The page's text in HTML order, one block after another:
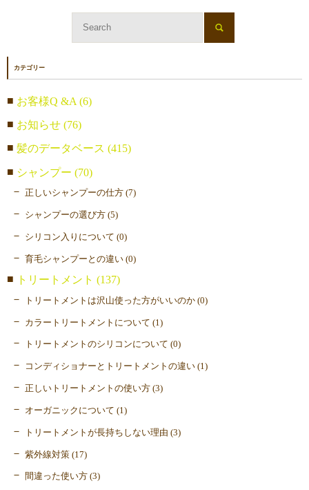
カテゴリー
お客様Q &A (6)
お知らせ (76)
髪のデータベース (415)
シャンプー (70)
正しいシャンプーの仕方 (7)
シャンプーの選び方 (5)
シリコン入りについて (0)
育毛シャンプーとの違い (0)
トリートメント (137)
トリートメントは沢山使った方がいいのか (0)
カラートリートメントについて (1)
トリートメントのシリコンについて (0)
コンディショナーとトリートメントの違い (1)
正しいトリートメントの使い方 (3)
オーガニックについて (1)
トリートメントが長持ちしない理由 (3)
紫外線対策 (17)
間違った使い方 (3)